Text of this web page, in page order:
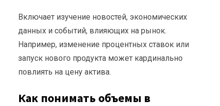
Включает изучение новостей, экономических
данных и событий, влияющих на рынок.
Например, изменение процентных ставок или
запуск нового продукта может кардинально
повлиять на цену актива.
Как понимать объемы в